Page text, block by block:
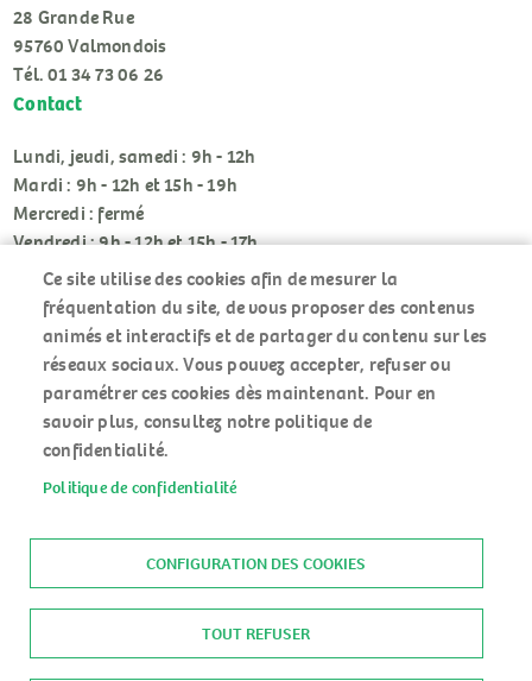
28 Grande Rue
95760 Valmondois
Tél. 01 34 73 06 26
Contact
Lundi, jeudi, samedi : 9h - 12h
Mardi : 9h - 12h et 15h - 19h
Mercredi : fermé
Vendredi : 9h - 12h et 15h - 17h
RÉSEAUX
SOCIAUX
MENU
PIED
PAGE
ACCUEIL
MENTIONS LÉGALES
DONNÉES PERSONNELLES
ACCESSIBILITÉ : NON CONFORME
Ce site utilise des cookies afin de mesurer la
fréquentation du site, de vous proposer des contenus
animés et interactifs et de partager du contenu sur les
réseaux sociaux. Vous pouvez accepter, refuser ou
paramétrer ces cookies dès maintenant. Pour en
savoir plus, consultez notre politique de
confidentialité.
Politique de confidentialité
CONFIGURATION DES COOKIES
TOUT REFUSER